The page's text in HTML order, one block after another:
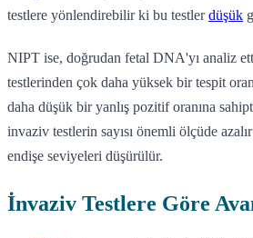
testlere yönlendirebilir ki bu testlerdüşük
NIPT ise, doğrudan fetal DNA'yı analiz
testlerinden çok daha yüksek bir tespit
daha düşük bir yanlış pozitif oranına
invaziv testlerin sayısı önemli ölçüde
endişe seviyeleri düşürülür.
İnvaziv Testlere Göre